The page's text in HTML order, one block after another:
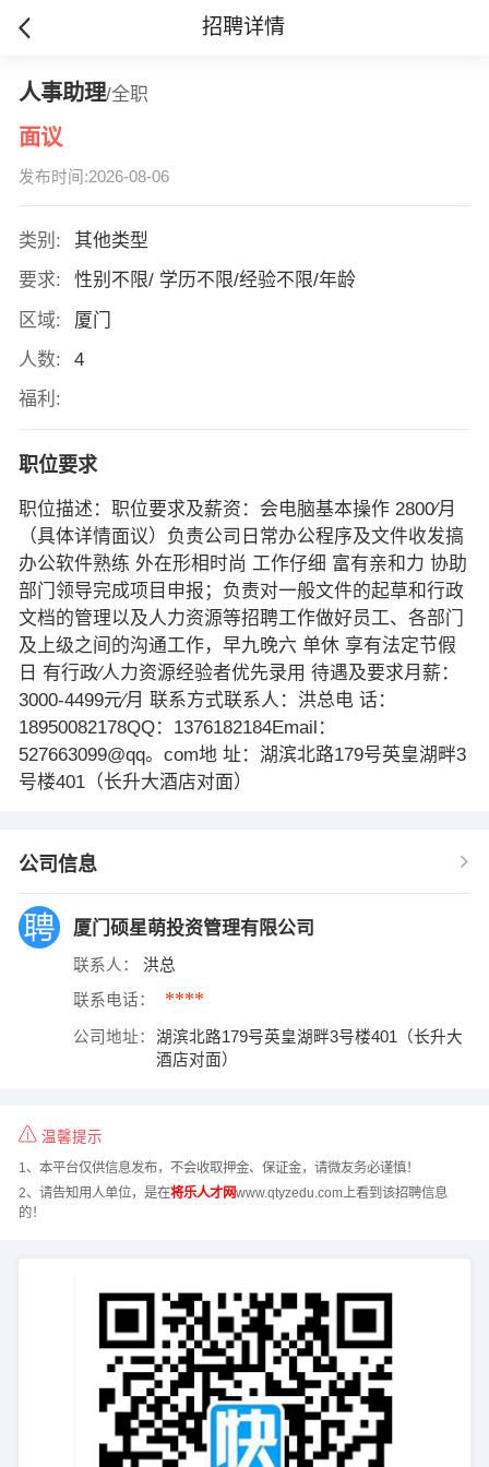
招聘详情
人事助理/全职
面议
发布时间:2026-08-06
类别:
其他类型
要求:
性别不限/ 学历不限/经验不限/年龄
区域:
厦门
人数:
4
福利:
职位要求
职位描述：职位要求及薪资：会电脑基本操作 2800∕月
（具体详情面议）负责公司日常办公程序及文件收发搞
办公软件熟练 外在形相时尚 工作仔细 富有亲和力 协助
部门领导完成项目申报；负责对一般文件的起草和行政
文档的管理以及人力资源等招聘工作做好员工、各部门
及上级之间的沟通工作，早九晚六 单休 享有法定节假
日 有行政∕人力资源经验者优先录用 待遇及要求月薪：
3000-4499元∕月 联系方式联系人：洪总电 话：
18950082178QQ：1376182184Email：
527663099@qq。com地 址：湖滨北路179号英皇湖畔3
号楼401（长升大酒店对面）
公司信息
厦门硕星萌投资管理有限公司
联系人： 洪总
联系电话： ****
公司地址：
湖滨北路179号英皇湖畔3号楼401（长升大
酒店对面）
温馨提示
1、本平台仅供信息发布，不会收取押金、保证金，请微友务必谨慎！
2、请告知用人单位，是在将乐人才网www.qtyzedu.com上看到该招聘信息
的！